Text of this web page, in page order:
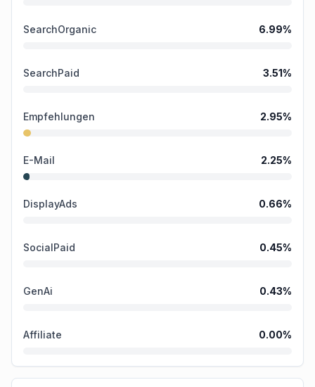
SearchOrganic 6.99%
SearchPaid 3.51%
Empfehlungen 2.95%
E-Mail 2.25%
DisplayAds 0.66%
SocialPaid 0.45%
GenAi 0.43%
Affiliate 0.00%